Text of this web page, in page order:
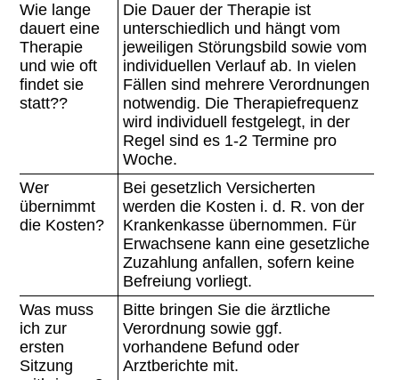
Wie lange
dauert eine
Therapie
und wie oft
findet sie
statt??
Die Dauer der Therapie ist
unterschiedlich und hängt vom
jeweiligen Störungsbild sowie vom
individuellen Verlauf ab. In vielen
Fällen sind mehrere Verordnungen
notwendig. Die Therapiefrequenz
wird individuell festgelegt, in der
Regel sind es 1-2 Termine pro
Woche.
Wer
übernimmt
die Kosten?
Bei gesetzlich Versicherten
werden die Kosten i. d. R. von der
Krankenkasse übernommen. Für
Erwachsene kann eine gesetzliche
Zuzahlung anfallen, sofern keine
Befreiung vorliegt.
Was muss
ich zur
ersten
Sitzung
Bitte bringen Sie die ärztliche
Verordnung sowie ggf.
vorhandene Befund oder
Arztberichte mit.